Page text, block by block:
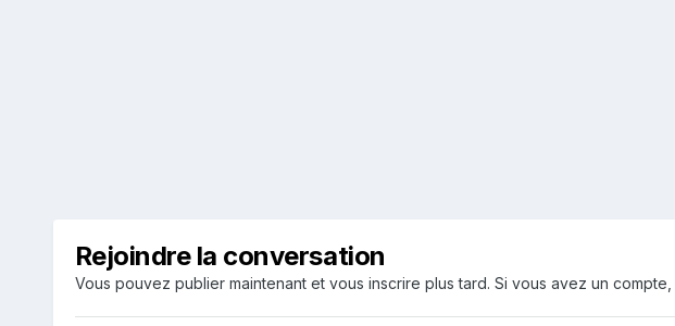
Rejoindre la conversation
Vous pouvez publier maintenant et vous inscrire plus tard. Si vous avez un compte,